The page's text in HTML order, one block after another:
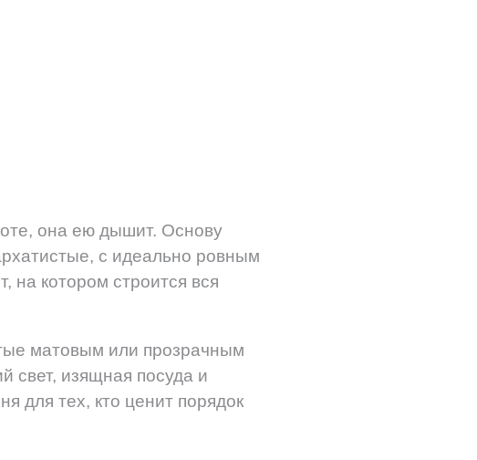
она ею дышит. Основу
с идеально ровным
на котором строится вся
матовым или прозрачным
свет, изящная посуда и
для тех, кто ценит порядок